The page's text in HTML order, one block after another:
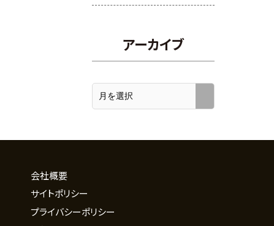
アーカイブ
会社概要
サイトポリシー
プライバシーポリシー